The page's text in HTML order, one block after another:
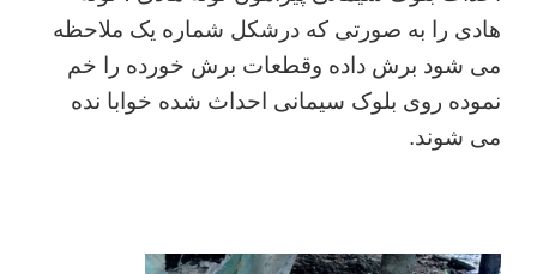
هادی را به صورتی که درشکل شماره یک ملاحظه
می شود برش داده وقطعات برش خورده را خم
نموده روی بلوک سیمانی احداث شده خوابا نده
می شوند.